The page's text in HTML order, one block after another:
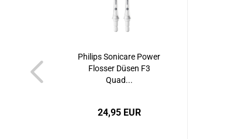
Philips Sonicare Power
Flosser Düsen F3
Quad...
24,95 EUR